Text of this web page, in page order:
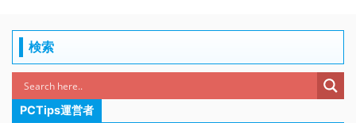
検索
PCTips運営者